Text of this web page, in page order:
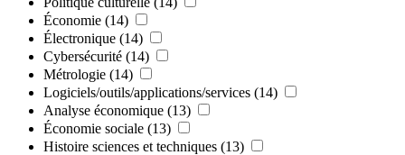
Économie (14)
Électronique (14)
Cybersécurité (14)
Métrologie (14)
Logiciels/outils/applications/services (14)
Analyse économique (13)
Économie sociale (13)
Histoire sciences et techniques (13)